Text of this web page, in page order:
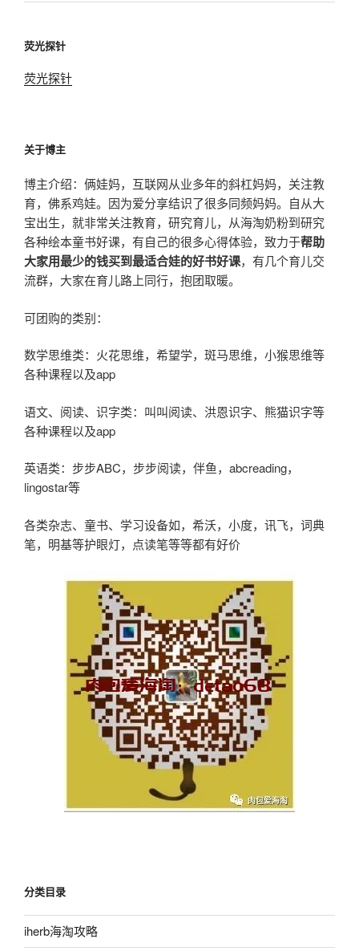
荧光探针
荧光探针
关于博主
博主介绍：俩娃妈，互联网从业多年的斜杠妈妈，关注教
育，佛系鸡娃。因为爱分享结识了很多同频妈妈。自从大
宝出生，就非常关注教育，研究育儿，从海淘奶粉到研究
各种绘本童书好课，有自己的很多心得体验，致力于帮助
大家用最少的钱买到最适合娃的好书好课，有几个育儿交
流群，大家在育儿路上同行，抱团取暖。
可团购的类别：
数学思维类：火花思维，希望学，斑马思维，小猴思维等
各种课程以及app
语文、阅读、识字类：叫叫阅读、洪恩识字、熊猫识字等
各种课程以及app
英语类：步步ABC，步步阅读，伴鱼，abcreading，
lingostar等
各类杂志、童书、学习设备如，希沃，小度，讯飞，词典
笔，明基等护眼灯，点读笔等等都有好价
分类目录
iherb海淘攻略